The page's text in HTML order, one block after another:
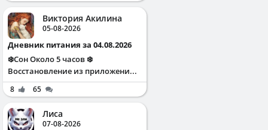
Виктория Акилина
05-08-2026
Дневник питания за 04.08.2026
❄️Сон Около 5 часов ❄️
Восстановление из приложени...
8 65
Лиса
07-08-2026